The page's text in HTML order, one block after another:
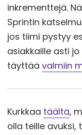
inkrementtejä.
Sprintin
jos tiimi pystyy
asiakkaille asti
täyttää valmiin
Kurkkaa täältä,
olla teille avuksi,